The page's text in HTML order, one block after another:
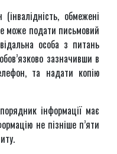
обмежені
може подати письмовий
особа з питань
зазначивши в
та надати копію
інформації має
не пізніше п’яти